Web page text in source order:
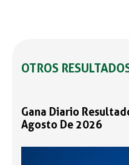
OTROS
Gana Diario
Agosto De 2026